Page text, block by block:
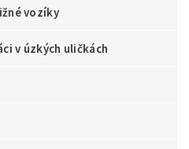
vozíky
v úzkých uličkách